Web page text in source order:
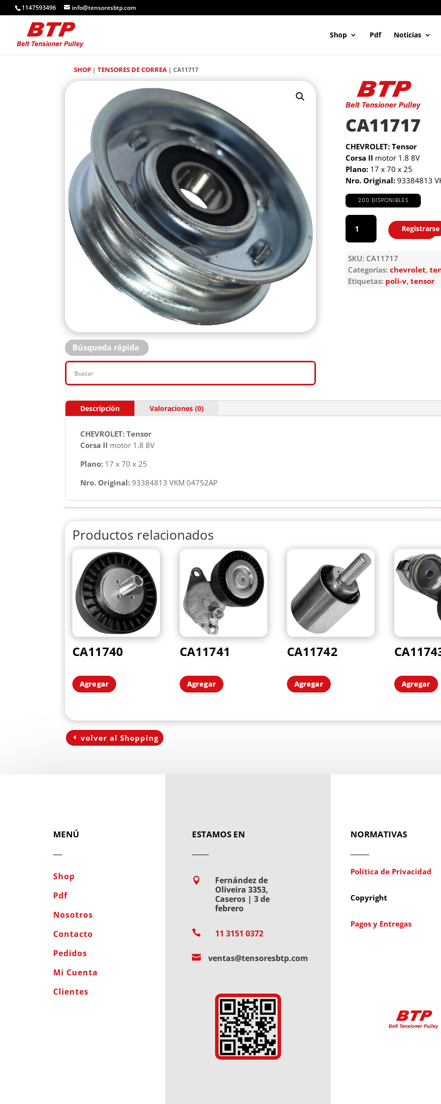
1147593496 info@tensoresbtp.com
Shop Pdf Noticias
SHOP | TENSORES DE CORREA | CA11717
Búsqueda rápida
CA11717
CHEVROLET: Tensor
Corsa II motor 1.8 8V
Plano:17 x 70 x 25
Nro. Original:93384813
200 DISPONIBLES
CA11717
cantidad
Agregar
Registrarse
SKU: CA11717
Categorías: chevrolet,
Etiquetas: poli-v, tensor
Descripción Valoraciones (0)
CHEVROLET: Tensor
Corsa II motor 1.8 8V
Plano: 17 x 70 x 25
Nro. Original: 93384813 VKM 04752AP
Productos relacionados
CA11740
Agregar
CA11741
Agregar
CA11742
Agregar Agregar
volver al Shopping
MENÚ
Shop
Pdf
Nosotros
Contacto
Pedidos
Mi Cuenta
Clientes
ESTAMOS EN

Fernández de
Oliveira 3353,
Caseros | 3 de
febrero
 11 3151 0372
 ventas@tensoresbtp.com
NORMATIVAS
Política de Privacidad
Copyright
Pagos y Entregas